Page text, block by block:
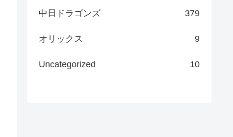
中日ドラゴンズ 379
オリックス 9
Uncategorized 10